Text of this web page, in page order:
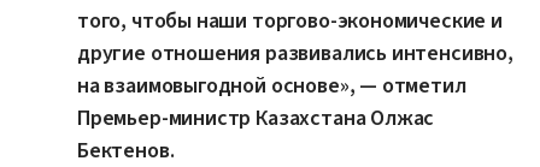
того, чтобы наши торгово-экономические и
другие отношения развивались интенсивно,
на взаимовыгодной основе», — отметил
Премьер-министр Казахстана Олжас
Бектенов.